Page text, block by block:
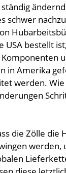
schwer
USA bestellt
in Amerika
werden.
die Zölle die
werden,